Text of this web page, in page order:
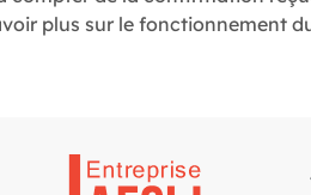
plus sur le fonctionnement